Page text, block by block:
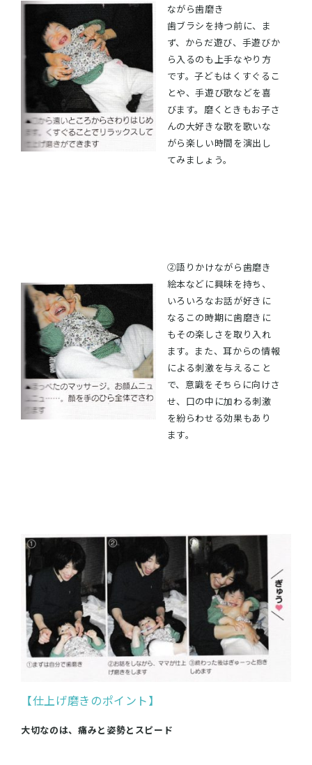
ながら歯磨き
歯ブラシを持つ前に、ま
ず、からだ遊び、手遊びか
ら入るのも上手なやり方
です。子どもはくすぐるこ
とや、手遊び歌などを喜
びます。磨くときもお子さ
んの大好きな歌を歌いな
がら楽しい時間を演出し
てみましょう。
②語りかけながら歯磨き
絵本などに興味を持ち、
いろいろなお話が好きに
なるこの時期に歯磨きに
もその楽しさを取り入れ
ます。また、耳からの情報
による刺激を与えること
で、意識をそちらに向けさ
せ、口の中に加わる刺激
を紛らわせる効果もあり
ます。
【仕上げ磨きのポイント】
大切なのは、痛みと姿勢とスピード